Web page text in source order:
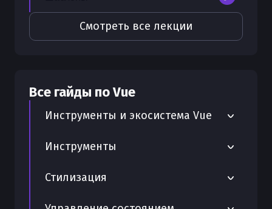
Смотреть все лекции
Все гайды поVue
Инструменты и экосистема Vue
Руководство по валидации форм во
Интеграция Tiptap для создания
Инструменты
Webpack и Vue полное практическое
Стилизация
Scoped стили - изоляция CSS в